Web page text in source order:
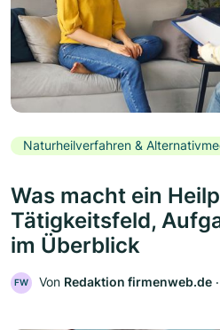
Naturheilverfahren &
Was macht ein
Tätigkeitsfeld,
im Überblick
FW Von Redaktion firmenweb.de ‧